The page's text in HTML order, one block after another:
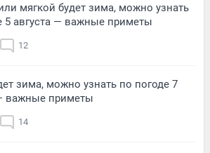
мягкой будет зима, можно узнать
5 августа — важные приметы
12
зима, можно узнать по погоде 7
важные приметы
14